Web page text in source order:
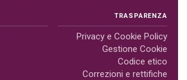
TRASPARENZA
Privacy e Cookie Policy
Gestione Cookie
Codice etico
Correzioni e rettifiche